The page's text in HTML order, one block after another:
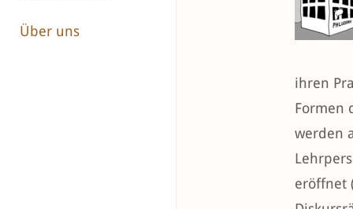
Über uns
ihren
Formen
werden
eröffnet